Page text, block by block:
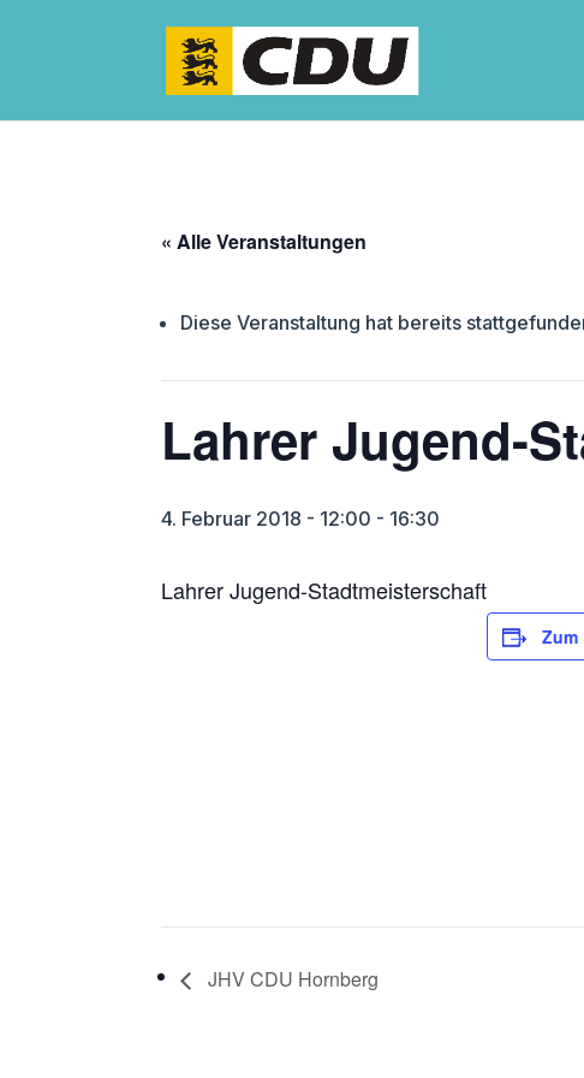
« Alle Veranstaltungen
Diese Veranstaltung hat bereits
Lahrer Jugend-
4. Februar 2018 - 12:00 - 16:30
Lahrer Jugend-Stadtmeisterschaft
Zum
JHV CDU Hornberg